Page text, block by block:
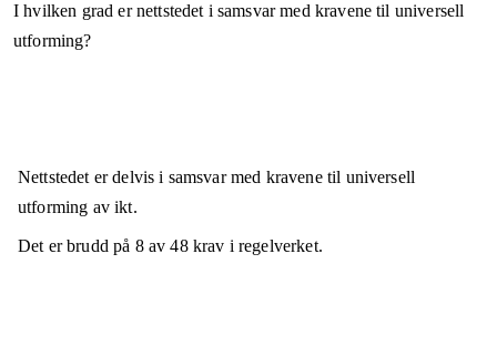
I hvilken grad er nettstedet i samsvar med kravene til universell
utforming?
Nettstedet erdelvis i samsvarmed kravene til universell
utforming av ikt.
Det er brudd på 8av48krav i regelverket.